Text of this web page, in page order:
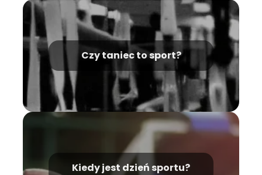
Czy taniec to sport?
Kiedy jest dzień sportu?